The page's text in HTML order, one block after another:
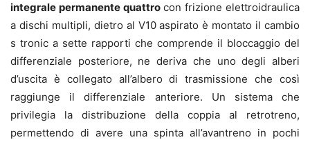
integrale permanente quattrocon frizione elettroidraulica
a dischi multipli, dietro al V10 aspirato è montato il cambio
s tronic a sette rapporti che comprende il bloccaggio del
differenziale posteriore, ne deriva che uno degli alberi
d’uscita è collegato all’albero di trasmissione che così
raggiunge il differenziale anteriore. Un sistema che
privilegia la distribuzione della coppia al retrotreno,
permettendo di avere una spinta all’avantreno in pochi